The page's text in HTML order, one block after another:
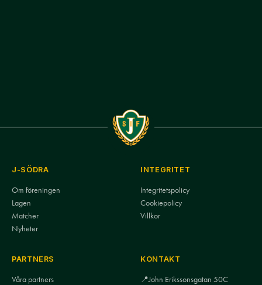
J-SÖDRA
Om föreningen
Lagen
Matcher
Nyheter
INTEGRITET
Integritetspolicy
Cookiepolicy
Villkor
PARTNERS
Våra partners
KONTAKT
📍John Erikssonsgatan 50C